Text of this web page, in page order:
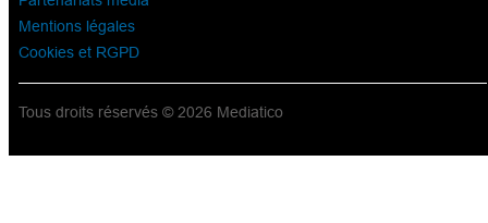
Mentions légales
Cookies et RGPD
Tous droits réservés © 2026 Mediatico